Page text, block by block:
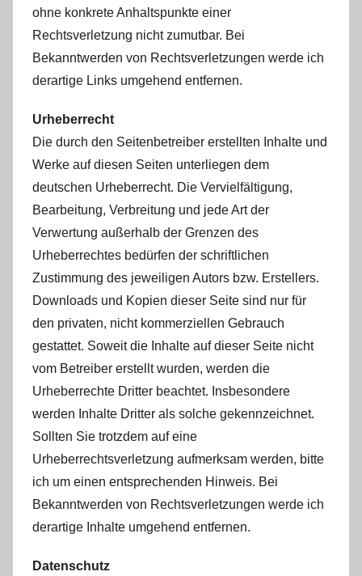
ohne konkrete Anhaltspunkte einer
Rechtsverletzung nicht zumutbar. Bei
Bekanntwerden von Rechtsverletzungen werde ich
derartige Links umgehend entfernen.
Urheberrecht
Die durch den Seitenbetreiber erstellten Inhalte und
Werke auf diesen Seiten unterliegen dem
deutschen Urheberrecht. Die Vervielfältigung,
Bearbeitung, Verbreitung und jede Art der
Verwertung außerhalb der Grenzen des
Urheberrechtes bedürfen der schriftlichen
Zustimmung des jeweiligen Autors bzw. Erstellers.
Downloads und Kopien dieser Seite sind nur für
den privaten, nicht kommerziellen Gebrauch
gestattet. Soweit die Inhalte auf dieser Seite nicht
vom Betreiber erstellt wurden, werden die
Urheberrechte Dritter beachtet. Insbesondere
werden Inhalte Dritter als solche gekennzeichnet.
Sollten Sie trotzdem auf eine
Urheberrechtsverletzung aufmerksam werden, bitte
ich um einen entsprechenden Hinweis. Bei
Bekanntwerden von Rechtsverletzungen werde ich
derartige Inhalte umgehend entfernen.
Datenschutz